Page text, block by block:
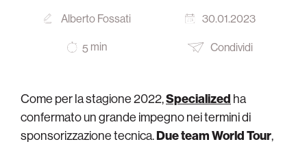
Alberto Fossati 30.01.2023
5 min Condividi
Come per la stagione 2022,Specialized ha
confermato un grande impegno nei termini di
sponsorizzazione tecnica.Due team World Tour,